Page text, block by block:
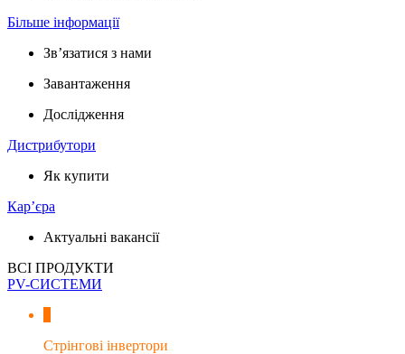
Більше інформації
Зв’язатися з нами
Завантаження
Дослідження
Дистрибутори
Як купити
Кар’єра
Актуальні вакансії
ВСІ ПРОДУКТИ
PV-СИСТЕМИ
Стрінгові інвертори